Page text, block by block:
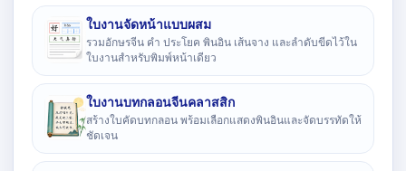
ใบงานจัดหน้าแบบผสม
รวมอักษรจีน คำ ประโยค พินอิน เส้นจาง และลำดับขีดไว้ใน
ใบงานสำหรับพิมพ์หน้าเดียว
ใบงานบทกลอนจีนคลาสสิก
สร้างใบคัดบทกลอน พร้อมเลือกแสดงพินอินและจัดบรรทัดให้
ชัดเจน